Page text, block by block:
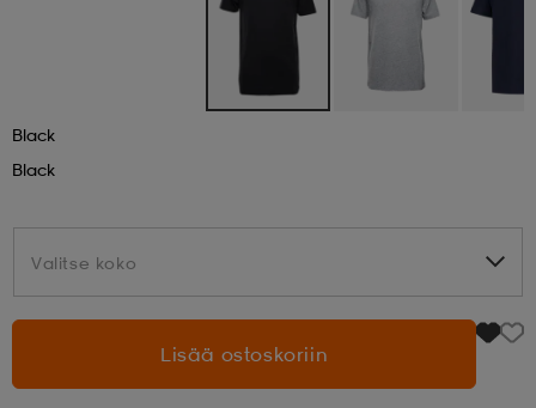
Black
Black
Valitse koko
Valitse koko
Lisää ostoskoriin